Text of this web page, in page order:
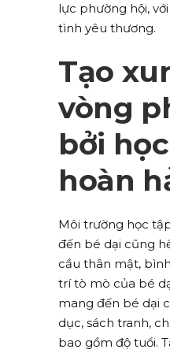
lực phường hội,
tình yêu thương.
Tạo
vòng
bởi
hoàn
Môi trường học
đến bé dại cũng
cầu thân mật,
trí tò mò của bé
mang đến bé dại
dục, sách tranh,
bao gồm độ tuổi.